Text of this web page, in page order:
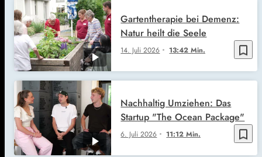
bookmark_border
14. Juli 2026 13:42 Min.
Gartentherapie bei Demenz:
Natur heilt die Seele
bookmark_border
6. Juli 2026 11:12 Min.
Nachhaltig Umziehen: Das
Startup "The Ocean Package"